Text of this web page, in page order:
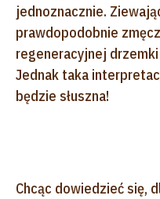
jednoznacznie.
prawdopodobnie
regeneracyjnej
Jednak taka
będzie słuszna!
Chcąc dowiedzieć się,